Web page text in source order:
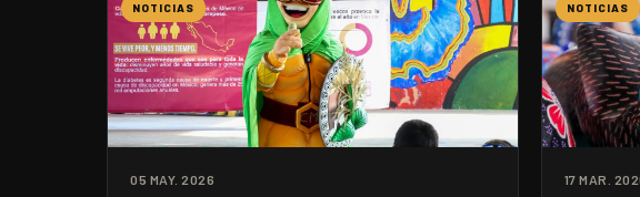
NOTICIAS
05 MAY. 2026
NOTICIAS
17 MAR.